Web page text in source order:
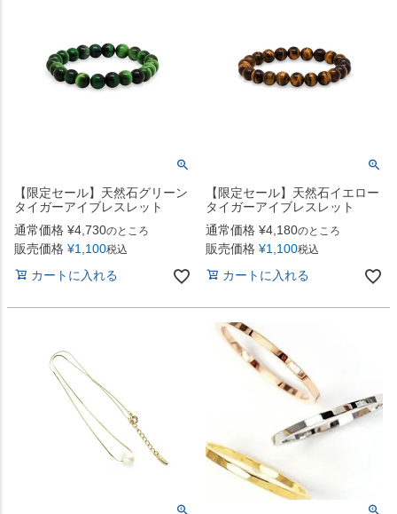
【限定セール】天然石グリーン
タイガーアイブレスレット
通常価格 ¥4,730のところ
販売価格 ¥1,100税込
カートに入れる
【限定セール】天然石イエロー
タイガーアイブレスレット
通常価格 ¥4,180のところ
販売価格 ¥1,100税込
カートに入れる